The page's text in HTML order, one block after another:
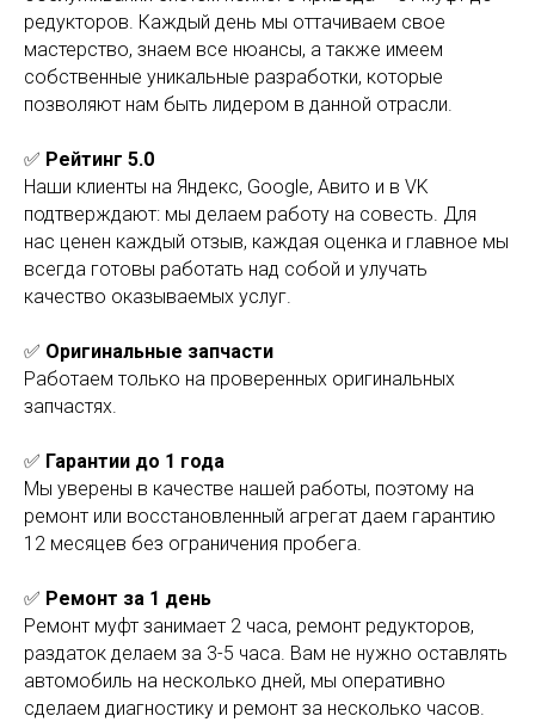
редукторов. Каждый день мы оттачиваем свое
мастерство, знаем все нюансы, а также имеем
собственные уникальные разработки, которые
позволяют нам быть лидером в данной отрасли.
✅ Рейтинг 5.0
Наши клиенты на Яндекс, Google, Авито и в VK
подтверждают: мы делаем работу на совесть. Для
нас ценен каждый отзыв, каждая оценка и главное мы
всегда готовы работать над собой и улучать
качество оказываемых услуг.
✅ Оригинальные запчасти
Работаем только на проверенных оригинальных
запчастях.
✅ Гарантии до 1 года
Мы уверены в качестве нашей работы, поэтому на
ремонт или восстановленный агрегат даем гарантию
12 месяцев без ограничения пробега.
✅ Ремонт за 1 день
Ремонт муфт занимает 2 часа, ремонт редукторов,
раздаток делаем за 3-5 часа. Вам не нужно оставлять
автомобиль на несколько дней, мы оперативно
сделаем диагностику и ремонт за несколько часов.